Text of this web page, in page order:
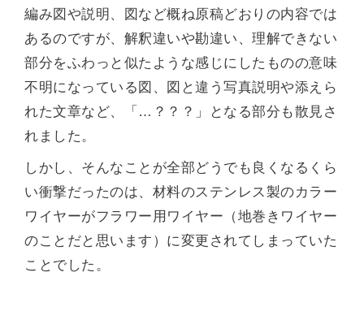
編み図や説明、図など概ね原稿どおりの内容では
あるのですが、解釈違いや勘違い、理解できない
部分をふわっと似たような感じにしたものの意味
不明になっている図、図と違う写真説明や添えら
れた文章など、「…？？？」となる部分も散見さ
れました。
しかし、そんなことが全部どうでも良くなるくら
い衝撃だったのは、材料のステンレス製のカラー
ワイヤーがフラワー用ワイヤー（地巻きワイヤー
のことだと思います）に変更されてしまっていた
ことでした。